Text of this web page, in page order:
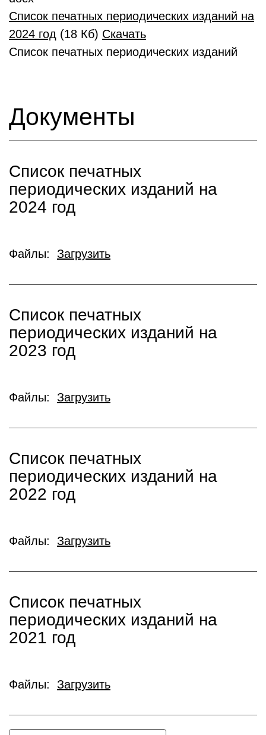
Список печатных периодических изданий на
2024 год (18 Кб) Скачать
Список печатных периодических изданий
Документы
Список печатных
периодических изданий на
2024 год
Файлы: Загрузить
Список печатных
периодических изданий на
2023 год
Файлы: Загрузить
Список печатных
периодических изданий на
2022 год
Файлы: Загрузить
Список печатных
периодических изданий на
2021 год
Файлы: Загрузить